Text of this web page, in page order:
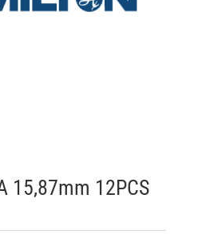
15,87mm 12PCS